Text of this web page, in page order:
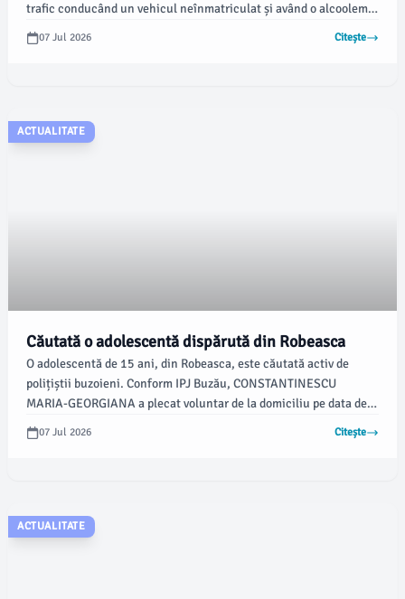
trafic conducând un vehicul neînmatriculat și având o alcoolemie
ridicată. Incidentul a avut loc pe 2 iulie, pe DN10, conform
datelor prezentate de autoritățile locale.
07 Jul 2026 Citește
ACTUALITATE
Căutată o adolescentă dispărută din Robeasca
O adolescentă de 15 ani, din Robeasca, este căutată activ de
polițiștii buzoieni. Conform IPJ Buzău, CONSTANTINESCU
MARIA-GEORGIANA a plecat voluntar de la domiciliu pe data de 1
iulie și nu s-a întors.
07 Jul 2026 Citește
ACTUALITATE